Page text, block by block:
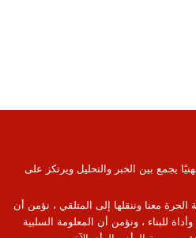
يجمع بين الخبر والتحليل ويرتكز على
معنا وننقلها إلى المتلقي ، نؤمن أن
للبناء ، ونؤمن أن المعلومة السلبية